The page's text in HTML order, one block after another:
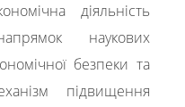
діяльність
наукових
безпеки та
підвищення